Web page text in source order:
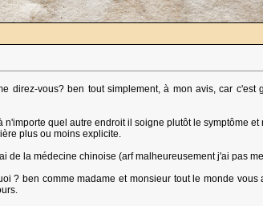
direz-vous? ben tout simplement, à mon avis, car
n'importe quel autre endroit il soigne plutôt le symptôme
plus ou moins explicite.
de la médecine chinoise (arf malheureusement j'ai pas
? ben comme madame et monsieur tout le monde